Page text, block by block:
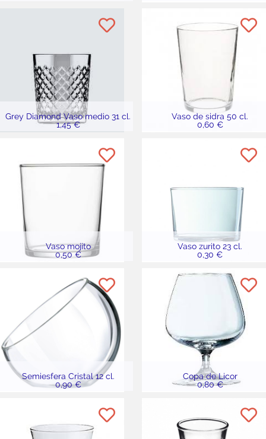
Grey Diamond Vaso medio 31 cl.
1,45 €
Vaso de sidra 50 cl.
0,60 €
Vaso mojito
0,50 €
Vaso zurito 23 cl.
0,30 €
Semiesfera Cristal 12 cl.
0,90 €
Copa de Licor
0,80 €